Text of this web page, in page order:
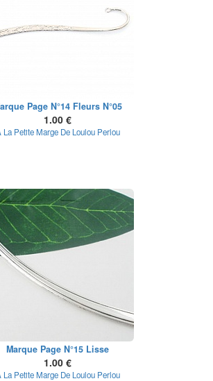
Page N°14 Fleurs N°05
1.00 €
La Petite Marge De Loulou Perlou
Marque Page N°15 Lisse
1.00 €
La Petite Marge De Loulou Perlou